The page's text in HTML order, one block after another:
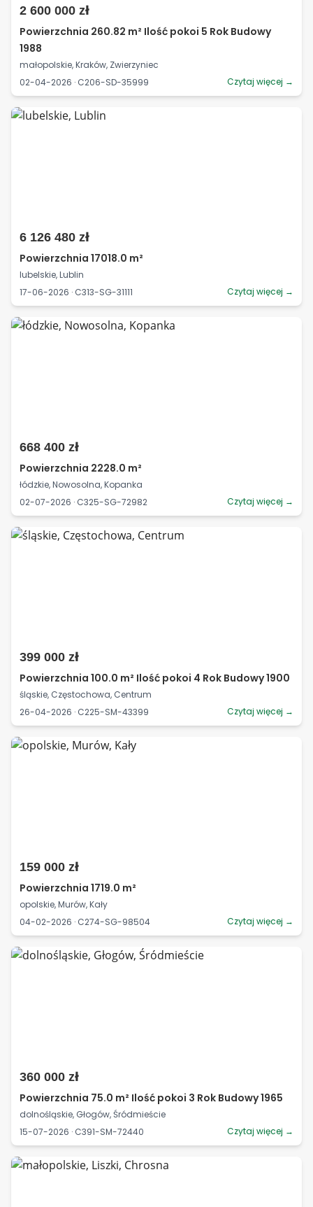
2 600 000 zł
Powierzchnia 260.82 m² Ilość pokoi 5 Rok Budowy
1988
małopolskie, Kraków, Zwierzyniec
02-04-2026 · C206-SD-35999
Czytaj więcej →
6 126 480 zł
Powierzchnia 17018.0 m²
lubelskie, Lublin
17-06-2026 · C313-SG-31111
Czytaj więcej →
668 400 zł
Powierzchnia 2228.0 m²
łódzkie, Nowosolna, Kopanka
02-07-2026 · C325-SG-72982
Czytaj więcej →
399 000 zł
Powierzchnia 100.0 m² Ilość pokoi 4 Rok Budowy 1900
śląskie, Częstochowa, Centrum
26-04-2026 · C225-SM-43399
Czytaj więcej →
159 000 zł
Powierzchnia 1719.0 m²
opolskie, Murów, Kały
04-02-2026 · C274-SG-98504
Czytaj więcej →
360 000 zł
Powierzchnia 75.0 m² Ilość pokoi 3 Rok Budowy 1965
dolnośląskie, Głogów, Śródmieście
15-07-2026 · C391-SM-72440
Czytaj więcej →